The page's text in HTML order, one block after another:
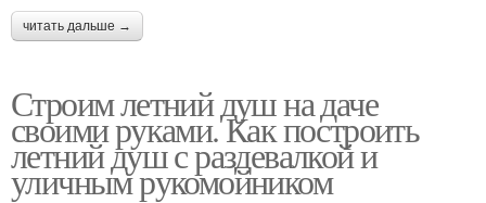
читать дальше →
Строим летний душ на даче
своими руками. Как построить
летний душ с раздевалкой и
уличным рукомойником